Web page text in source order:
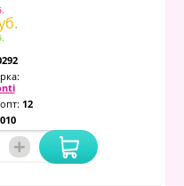
12
+